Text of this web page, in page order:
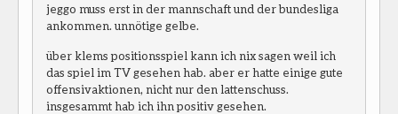
jeggo muss erst in der mannschaft und der bundesliga
ankommen. unnötige gelbe.
über klems positionsspiel kann ich nix sagen weil ich
das spiel im TV gesehen hab. aber er hatte einige gute
offensivaktionen, nicht nur den lattenschuss.
insgesammt hab ich ihn positiv gesehen.